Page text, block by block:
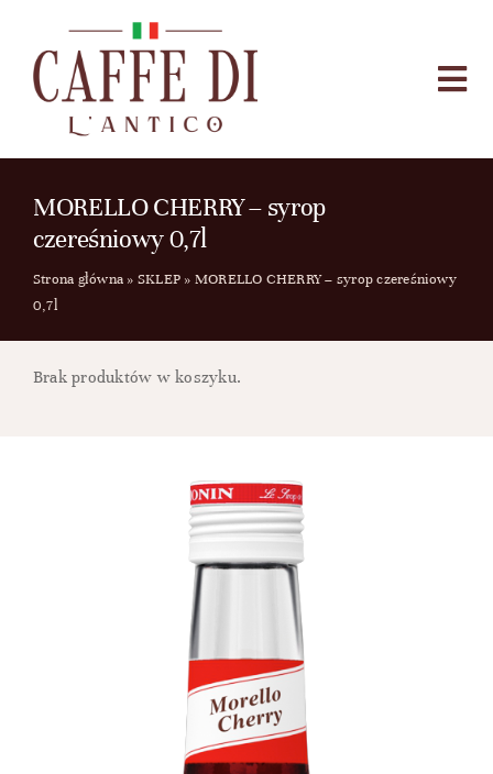
zawartości
HOME
KOSZYK
MORELLO CHERRY – syrop
czereśniowy 0,7l
Strona główna » SKLEP » MORELLO CHERRY – syrop czereśniowy
0,7l
Brak produktów w koszyku.